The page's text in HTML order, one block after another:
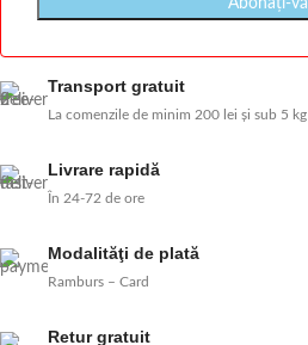
Transport gratuit
La comenzile de minim 200 lei și sub 5 kg
Livrare rapidă
În 24-72 de ore
Modalităţi de plată
Ramburs – Card
Retur gratuit